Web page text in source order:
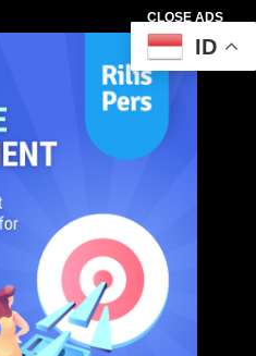
CLOSE ADS
ID